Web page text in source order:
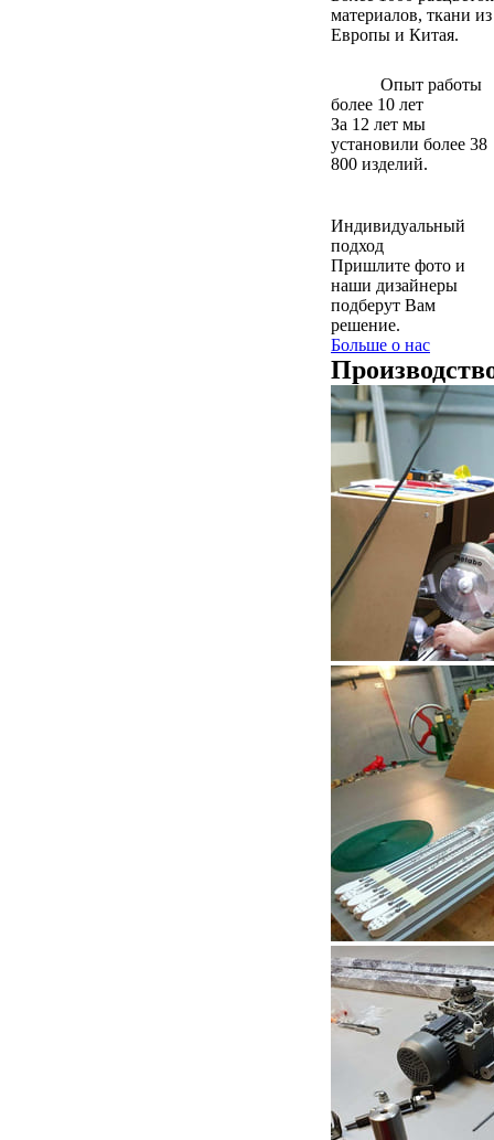
материалов, ткани из
Европы и Китая.
Опыт работы
более 10 лет
За 12 лет мы
установили более 38
800 изделий.
Индивидуальный
подход
Пришлите фото и
наши дизайнеры
подберут Вам
решение.
Больше о нас